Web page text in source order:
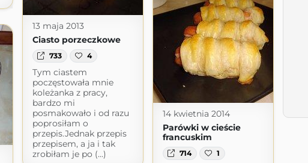
13 maja 2013
Ciasto porzeczkowe
733 4
Tym ciastem
poczęstowała mnie
koleżanka z pracy,
bardzo mi
posmakowało i od razu
poprosiłam o
przepis.Jednak przepis
przepisem, a ja i tak
zrobiłam je po (...)
14 kwietnia 2014
Parówki w cieście
francuskim
714 1